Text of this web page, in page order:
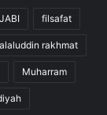
filsafat
rakhmat
Muharram